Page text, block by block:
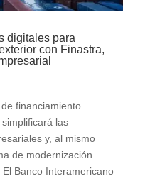
digitales para
con Finastra,
financiamiento
las
y, al mismo
de modernización.
Banco Interamericano